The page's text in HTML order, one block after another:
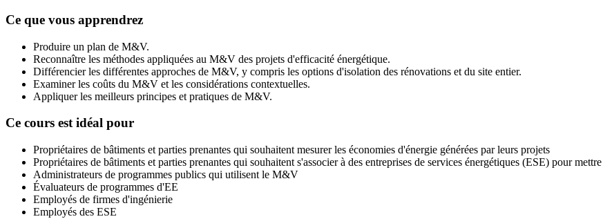
Ce que vous apprendrez
Produire un plan de M&V.
Reconnaître les méthodes appliquées au M&V des projets d'efficacité énergétique.
Différencier les différentes approches de M&V, y compris les options d'isolation des rénovations et du site entier.
Examiner les coûts du M&V et les considérations contextuelles.
Appliquer les meilleurs principes et pratiques de M&V.
Ce cours est idéal pour
Propriétaires de bâtiments et parties prenantes qui souhaitent mesurer les économies d'énergie générées par leurs projets
Propriétaires de bâtiments et parties prenantes qui souhaitent s'associer à des entreprises de services énergétiques (ESE) pour
Administrateurs de programmes publics qui utilisent le M&V
Évaluateurs de programmes d'EE
Employés de firmes d'ingénierie
Employés des ESE